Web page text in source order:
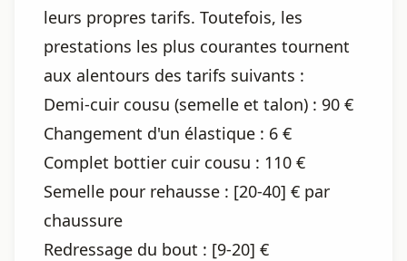
leurs propres tarifs. Toutefois, les
prestations les plus courantes tournent
aux alentours des tarifs suivants :
Demi-cuir cousu (semelle et talon) : 90 €
Changement d'un élastique : 6 €
Complet bottier cuir cousu : 110 €
Semelle pour rehausse : [20-40] € par
chaussure
Redressage du bout : [9-20] €